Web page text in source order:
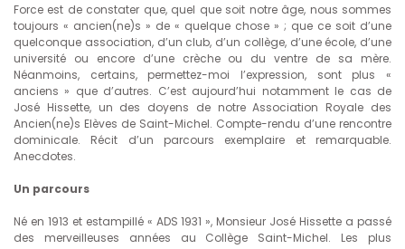
Force est de constater que, quel que soit notre âge, nous sommes
toujours « ancien(ne)s » de « quelque chose » ; que ce soit d’une
quelconque association, d’un club, d’un collège, d’une école, d’une
université ou encore d’une crèche ou du ventre de sa mère.
Néanmoins, certains, permettez-moi l’expression, sont plus «
anciens » que d’autres. C’est aujourd’hui notamment le cas de
José Hissette, un des doyens de notre Association Royale des
Ancien(ne)s Elèves de Saint-Michel. Compte-rendu d’une rencontre
dominicale. Récit d’un parcours exemplaire et remarquable.
Anecdotes.
Un parcours
Né en 1913 et estampillé « ADS 1931 », Monsieur José Hissette a passé
des merveilleuses années au Collège Saint-Michel. Les plus